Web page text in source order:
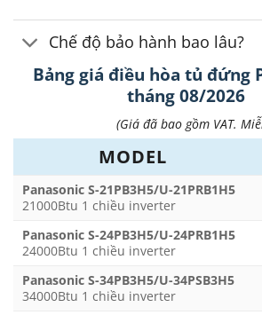
Chế độ bảo hành bao lâu?
Bảng giá điều hòa tủ đứng
tháng 08/2026
(Giá đã bao gồm VAT.
MODEL
Panasonic S-21PB3H5/U-21PRB1H5
21000Btu 1 chiều inverter
Panasonic S-24PB3H5/U-24PRB1H5
24000Btu 1 chiều inverter
Panasonic S-34PB3H5/U-34PSB3H5
34000Btu 1 chiều inverter